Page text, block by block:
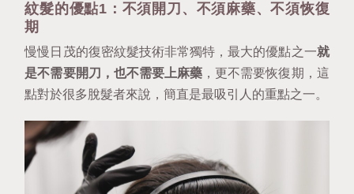
紋髮的優點1：不須開刀、不須麻藥、不須恢復
期
慢慢日茂的復密紋髮技術非常獨特，最大的優點之一就
是不需要開刀，也不需要上麻藥 ，更不需要恢復期，這
點對於很多脫髮者來說，簡直是最吸引人的重點之一。